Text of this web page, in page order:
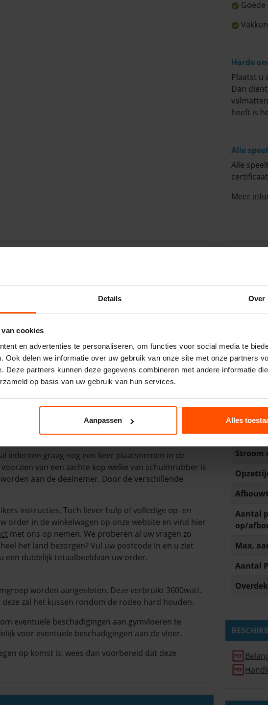
Details Over
cookies
en advertenties te personaliseren, om functies voor social media te
Ook delen we informatie over uw gebruik van onze site met onze partners
Deze partners kunnen deze gegevens combineren met andere informatie
op basis van uw gebruik van hun services.
Aanpassen Alles
Goede
Harde
Plaatst u
Dan
heeft is
Alle
Alle
Meer
verjaardagsfeest
zich als geoefende cowboy op de rug van deze
met 1 hand het touw vast. Zet u schrap en ga
aankan? Wie blijft het langst zitten op de
valt iedereen van de rodeostier af: de één na een
of twee vol. Om een zachte landing te garanderen
simulatoren. Er zijn verschillende thema's, dus voor
de rodeo paard of dekameeleens. Eens een
paard hebben? Bekijk ze viaonze website. Zo heeft u
iedereen graag nog een keer plaatsnemen in de
van een zachte kop welke van schuimrubber is
aan de deelnemer. Door de verschillende
instructies. Toch liever hulp of volledige op- en
order in de winkelwagen op onze website en vind hier
met ons op nemen. We proberen al uw vragen zo
het land bezorgen? Vul uw postcode in en u ziet
een duidelijk totaalbeeldvan uw order.
worden aangesloten. Deze verbruikt 3600watt.
zal het kussen rondom de rodeo hard houden.
eventuele beschadigingen aan gymvloeren te
voor eventuele beschadigingen aan de vloer.
op komst is, wees dan voorbereid dat deze
Lengte
Gewicht
Stroom
Aantal
op/
Max.
Aantal